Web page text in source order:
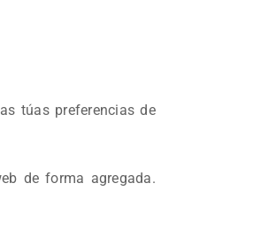
túas preferencias de
de forma agregada.